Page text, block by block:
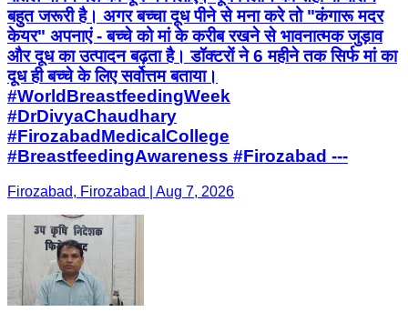
बहुत जरूरी है। अगर बच्चा दूध पीने से मना करे तो "कंगारू मदर
केयर" अपनाएं - बच्चे को मां के करीब रखने से भावनात्मक जुड़ाव
और दूध का उत्पादन बढ़ता है। डॉक्टरों ने 6 महीने तक सिर्फ मां का
दूध ही बच्चे के लिए सर्वोत्तम बताया।
#WorldBreastfeedingWeek
#DrDivyaChaudhary
#FirozabadMedicalCollege
#BreastfeedingAwareness #Firozabad ---
Firozabad, Firozabad | Aug 7, 2026